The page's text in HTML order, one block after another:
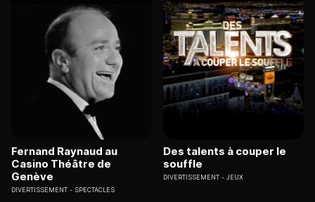
Fernand Raynaud au
Casino Théâtre de
Genève
DIVERTISSEMENT SPECTACLES
Des talents à couper le
souffle
DIVERTISSEMENT JEUX